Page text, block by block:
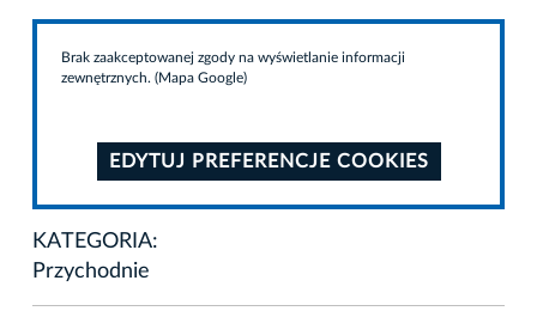
Brak zaakceptowanej zgody na wyświetlanie informacji
zewnętrznych. (Mapa Google)
EDYTUJ PREFERENCJE COOKIES
KATEGORIA:
Przychodnie